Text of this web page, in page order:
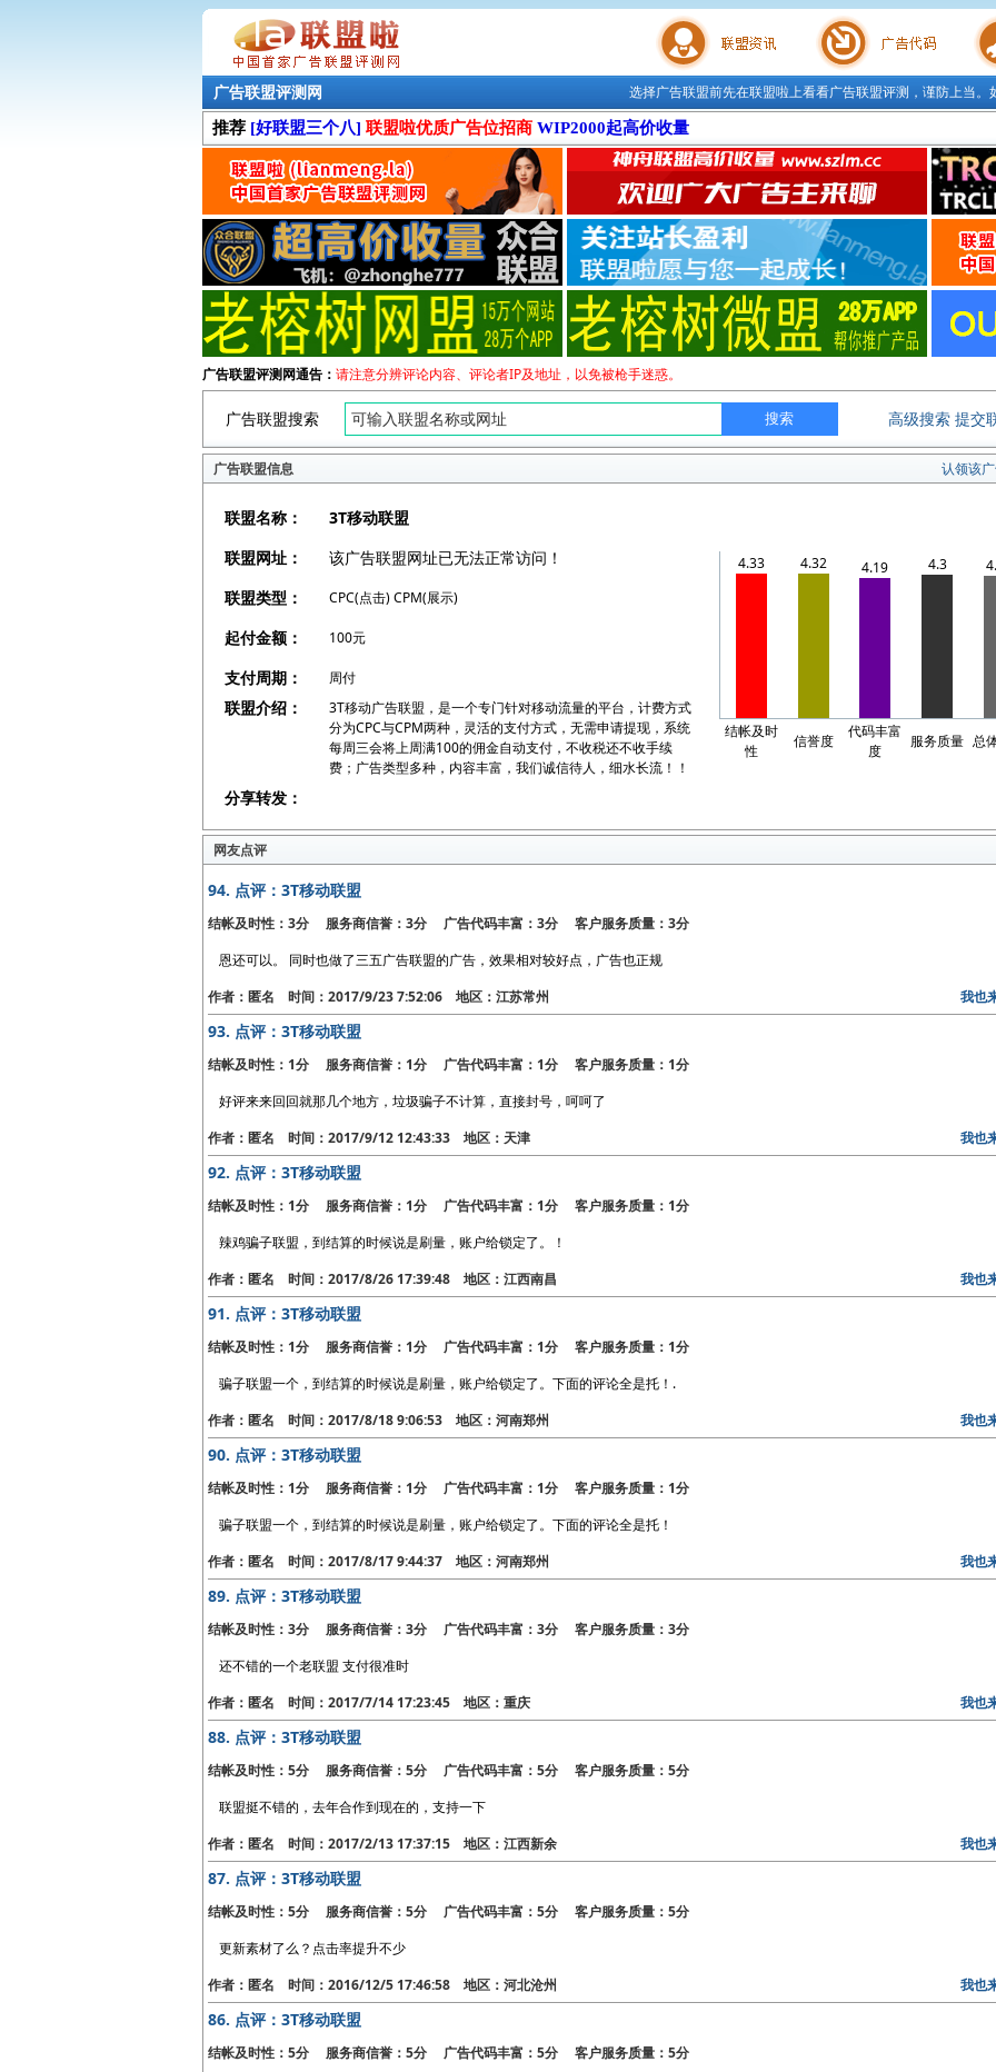
联盟学院 广告代码 站长
选择广告联盟前先在联盟啦上看看广告联盟评测，谨防上当
广告联盟评测网
推荐 [好联盟三个八] 联盟啦优质广告位招商 WIP2000起高价收量
广告联盟评测网通告： 请注意分辨评论内容、评论者IP及地址，以免被枪手迷惑。
广告联盟搜索 高级搜索 提交
广告联盟信息 认领该
联盟名称：
3T移动联盟
联盟网址：
该广告联盟网址已无法正常访问！
联盟类型：
CPC(点击) CPM(展示)
起付金额： 100元
支付周期： 周付
联盟介绍：
3T移动广告联盟，是一个专门针对移动流量的平台，计费方式
分为CPC与CPM两种，灵活的支付方式，无需申请提现，系统
每周三会将上周满100的佣金自动支付，不收税还不收手续
费；广告类型多种，内容丰富，我们诚信待人，细水长流！！
分享转发：
4.33 4.32 4.19 4.3
结帐及时
性
信誉度
代码丰富
度
服务质量 总
网友点评
94. 点评：3T移动联盟
结帐及时性：3分 服务商信誉：3分 广告代码丰富：3分 客户服务质量：3分
恩还可以。 同时也做了三五广告联盟的广告，效果相对较好点，广告也正规
作者：匿名 时间：2017/9/23 7:52:06 地区：江苏常州
我也
93. 点评：3T移动联盟
结帐及时性：1分 服务商信誉：1分 广告代码丰富：1分 客户服务质量：1分
好评来来回回就那几个地方，垃圾骗子不计算，直接封号，呵呵了
作者：匿名 时间：2017/9/12 12:43:33 地区：天津
我也
92. 点评：3T移动联盟
结帐及时性：1分 服务商信誉：1分 广告代码丰富：1分 客户服务质量：1分
辣鸡骗子联盟，到结算的时候说是刷量，账户给锁定了。！
作者：匿名 时间：2017/8/26 17:39:48 地区：江西南昌
我也
91. 点评：3T移动联盟
结帐及时性：1分 服务商信誉：1分 广告代码丰富：1分 客户服务质量：1分
骗子联盟一个，到结算的时候说是刷量，账户给锁定了。下面的评论全是托！.
作者：匿名 时间：2017/8/18 9:06:53 地区：河南郑州
我也
90. 点评：3T移动联盟
结帐及时性：1分 服务商信誉：1分 广告代码丰富：1分 客户服务质量：1分
骗子联盟一个，到结算的时候说是刷量，账户给锁定了。下面的评论全是托！
作者：匿名 时间：2017/8/17 9:44:37 地区：河南郑州
我也
89. 点评：3T移动联盟
结帐及时性：3分 服务商信誉：3分 广告代码丰富：3分 客户服务质量：3分
还不错的一个老联盟 支付很准时
作者：匿名 时间：2017/7/14 17:23:45 地区：重庆
我也
88. 点评：3T移动联盟
结帐及时性：5分 服务商信誉：5分 广告代码丰富：5分 客户服务质量：5分
联盟挺不错的，去年合作到现在的，支持一下
作者：匿名 时间：2017/2/13 17:37:15 地区：江西新余
我也
87. 点评：3T移动联盟
结帐及时性：5分 服务商信誉：5分 广告代码丰富：5分 客户服务质量：5分
更新素材了么？点击率提升不少
作者：匿名 时间：2016/12/5 17:46:58 地区：河北沧州
我也
86. 点评：3T移动联盟
结帐及时性：5分 服务商信誉：5分 广告代码丰富：5分 客户服务质量：5分